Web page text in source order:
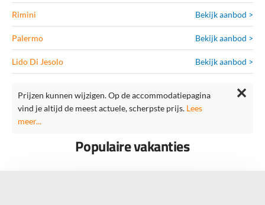
Rimini Bekijk aanbod >
Palermo Bekijk aanbod >
Lido Di Jesolo Bekijk aanbod >
Prijzen kunnen wijzigen. Op de accommodatiepagina
vind je altijd de meest actuele, scherpste prijs. Lees
meer...
✕
Populaire vakanties